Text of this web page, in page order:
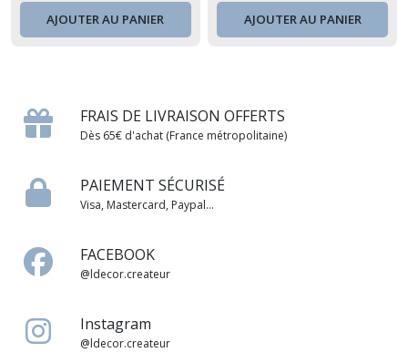
AJOUTER AU PANIER AJOUTER AU PANIER
FRAIS DE LIVRAISON OFFERTS
Dès 65€ d'achat (France métropolitaine)
PAIEMENT SÉCURISÉ
Visa, Mastercard, Paypal...
FACEBOOK
@ldecor.createur
Instagram
@ldecor.createur